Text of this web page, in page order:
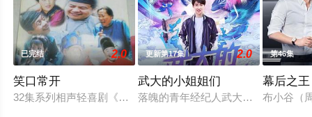
等平台了解。
已完结 2.0
笑口常开
32集系列相声轻喜剧《笑口常开》是以中国传统相声为蓝本，
更新第17集 2.0
武大的小姐姐们
落魄的青年经纪人武大，无意获得了
第46集
幕后之王
布小谷（